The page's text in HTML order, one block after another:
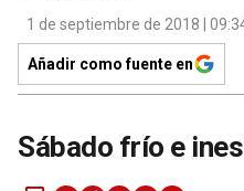
1 de septiembre de 2018 |
Añadir como fuente en
Sábado frío e